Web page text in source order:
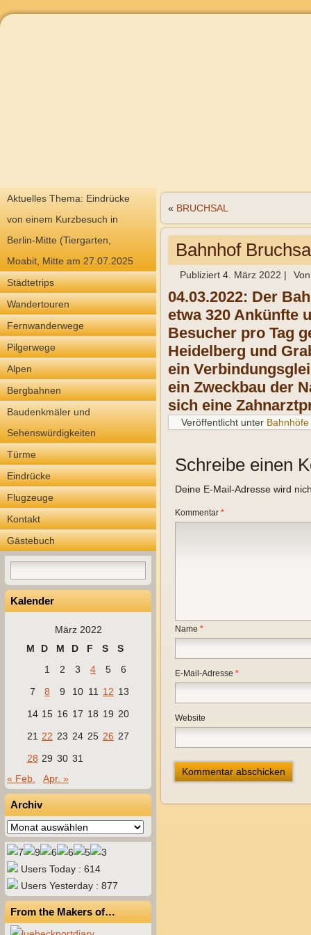
Aktuelles Thema: Eindrücke
von einem Kurzbesuch in
Berlin-Mitte (Tiergarten,
Moabit, Mitte am 27.07.2025
Städtetrips
Wandertouren
Fernwanderwege
Pilgerwege
Alpen
Bergbahnen
Baudenkmäler und
Sehenswürdigkeiten
Türme
Eindrücke
Flugzeuge
Kontakt
Gästebuch
Kalender
März 2022
M
D M D F S
S
1
2 3 4 5
6
7
8 9 10 11 12 13
14 15 16 17 18 19 20
21 22 23 24 25 26 27
28 29 30 31
« Feb.
Apr. »
Archiv
Archiv
Users Today : 614
Users Yesterday : 877
From the Makers of…
« BRUCHSAL
Bahnhof
Publiziert 4. März 2022 | Von
04.03.2022: Der
etwa 320 Ankünfte
Besucher pro Tag
Heidelberg und
ein
ein Zweckbau der
sich eine
Veröffentlicht unter Bahnhöfe
Schreibe einen
Deine E-Mail-Adresse wird
Kommentar *
Name *
E-Mail-Adresse *
Website